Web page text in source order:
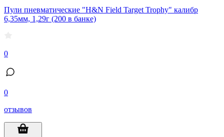
Пули пневматические "H&N Field Target Trophy" калибр
6,35мм, 1,29г (200 в банке)
0
0
отзывов